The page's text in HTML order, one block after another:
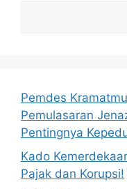
Pemdes
Pemulasaran
Pentingnya
Kado
Pajak dan Korupsi!